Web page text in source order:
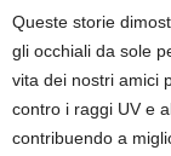
Queste storie
gli occhiali da sole
vita dei nostri amici
contro i raggi UV e
contribuendo a